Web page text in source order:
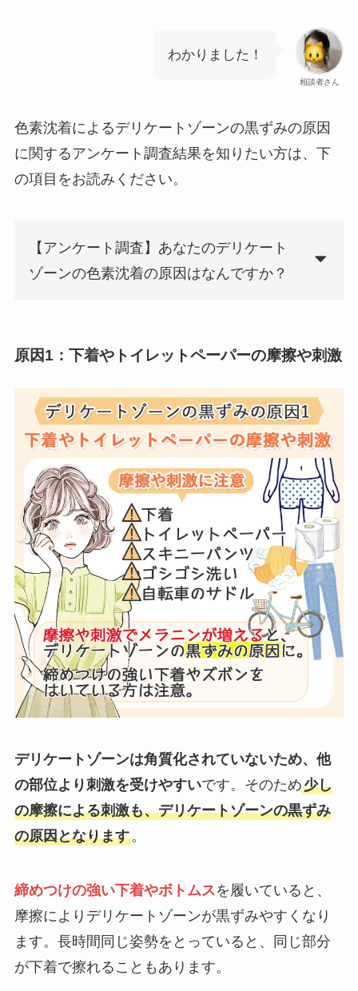
相談者さん
わかりました！
色素沈着によるデリケートゾーンの黒ずみの原因
に関するアンケート調査結果を知りたい方は、下
の項目をお読みください。
【アンケート調査】あなたのデリケート
ゾーンの色素沈着の原因はなんですか？
原因1：下着やトイレットペーパーの摩擦や刺激
デリケートゾーンは角質化されていないため、他
の部位より刺激を受けやすいです。そのため少し
の摩擦による刺激も、デリケートゾーンの黒ずみ
の原因となります。
締めつけの強い下着やボトムス を履いていると、
摩擦によりデリケートゾーンが黒ずみやすくなり
ます。長時間同じ姿勢をとっていると、同じ部分
が下着で擦れることもあります。